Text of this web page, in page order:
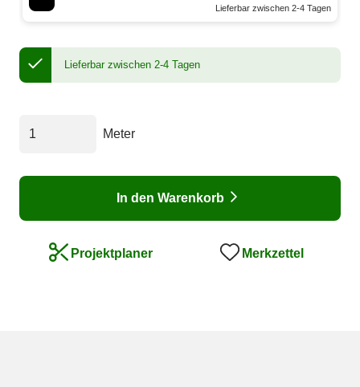
Lieferbar zwischen 2-4 Tagen
Lieferbar zwischen 2-4 Tagen
Meter
In den Warenkorb
Projektplaner Merkzettel